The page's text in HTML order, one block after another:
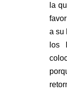
la
a su
los